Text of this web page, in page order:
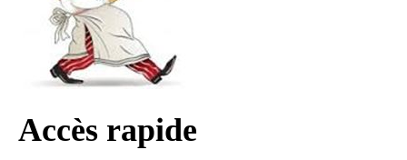
Mon village
Mes démarches
Faverolles Infos – Format
Accès rapide